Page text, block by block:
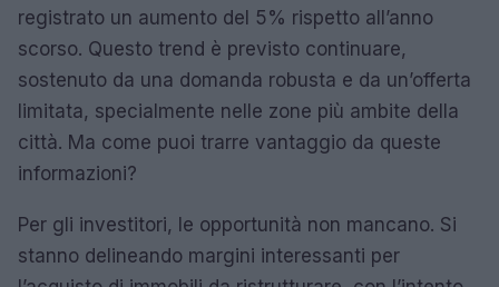
registrato un aumento del 5% rispetto all’anno
scorso. Questo trend è previsto continuare,
sostenuto da una domanda robusta e da un’offerta
limitata, specialmente nelle zone più ambite della
città. Ma come puoi trarre vantaggio da queste
informazioni?
Per gli investitori, le opportunità non mancano. Si
stanno delineando margini interessanti per